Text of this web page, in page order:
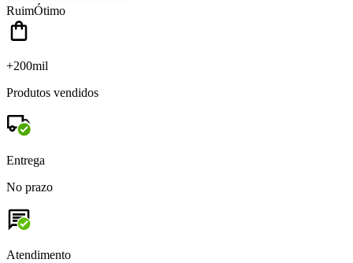
RuimÓtimo
+200mil
Produtos vendidos
Entrega
No prazo
Atendimento